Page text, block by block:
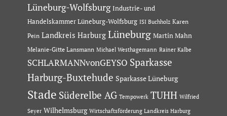
Lüneburg-Wolfsburg Industrie- und
Handelskammer Lüneburg-Wolfsburg ISI Buchholz Karen
Pein Landkreis Harburg Lüneburg Martin Mahn
Melanie-Gitte Lansmann Michael Westhagemann Rainer Kalbe
SCHLARMANNvonGEYSO Sparkasse
Harburg-Buxtehude Sparkasse Lüneburg
Stade Süderelbe AG Tempowerk TUHH Wilfried
Seyer Wilhelmsburg Wirtschaftsförderung Landkreis Harburg